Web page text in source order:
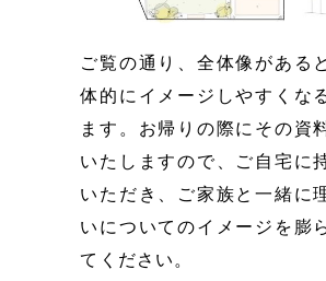
ご覧の通り、全体像がある
体的にイメージしやすくな
ます。お帰りの際にその資
いたしますので、ご自宅に
いただき、ご家族と一緒に
いについてのイメージを膨
てください。